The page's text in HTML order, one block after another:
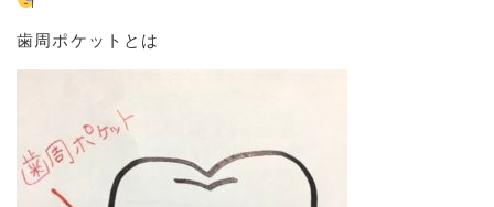
歯周ポケットとは